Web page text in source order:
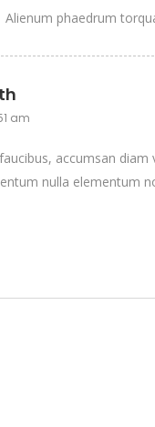
Alienum phaedrum
am
accumsan
nulla elementum